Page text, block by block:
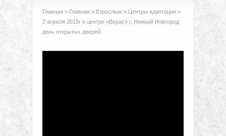
Главная » Главная » Взрослым » Центры адаптации »
2 апреля 2015г в центре «Верас» г. Нижний Новгород
день открытых дверей.